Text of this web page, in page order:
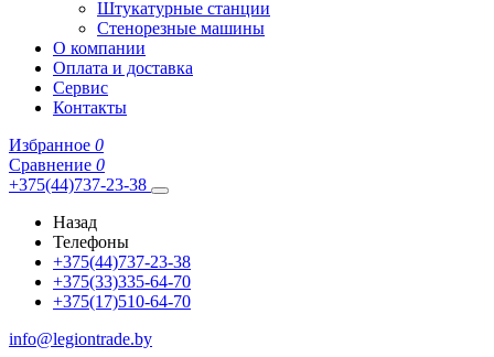
Штукатурные станции
Стенорезные машины
О компании
Оплата и доставка
Сервис
Контакты
Избранное 0
Сравнение 0
+375(44)737-23-38
Назад
Телефоны
+375(44)737-23-38
+375(33)335-64-70
+375(17)510-64-70
info@legiontrade.by